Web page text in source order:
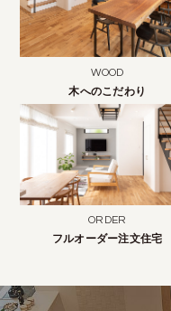
WOOD
木へのこだわり
ORDER
フルオーダー注文住宅